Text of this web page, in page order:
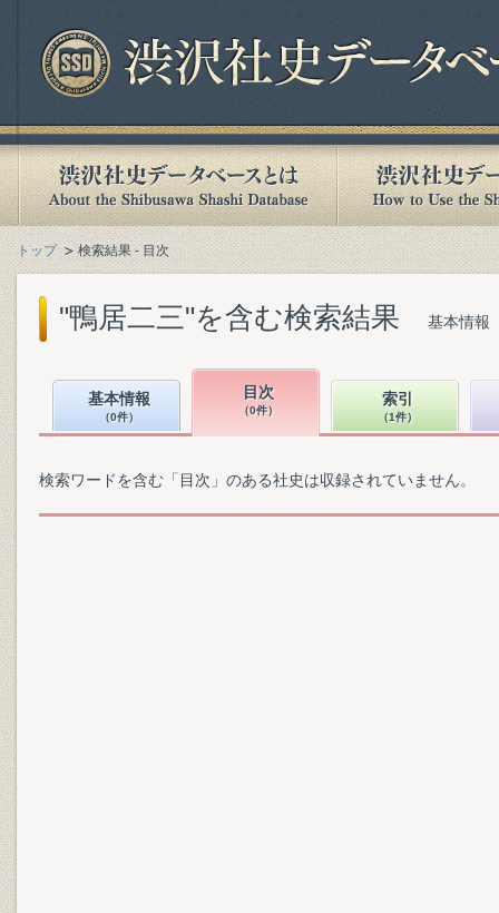
トップ 検索結果 - 目次
"鴨居二三"を含む検索結果 基本情報
基本情報
（0件）
目次
（0件）
索引
（1件）
検索ワードを含む「目次」のある社史は収録されていません。